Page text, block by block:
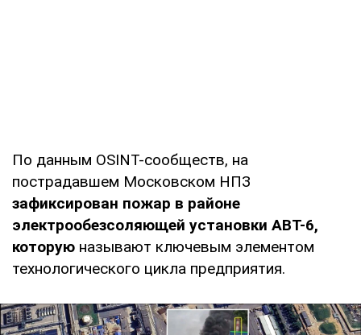
По данным OSINT-сообществ, на
пострадавшем Московском НПЗ
зафиксирован пожар в районе
электрообезсоляющей установки АВТ-6,
которую называют ключевым элементом
технологического цикла предприятия.